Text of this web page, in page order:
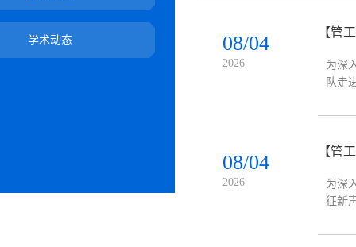
学术动态 08/04
2026
【管
为深
队走
08/04
2026
【管
为深
征新